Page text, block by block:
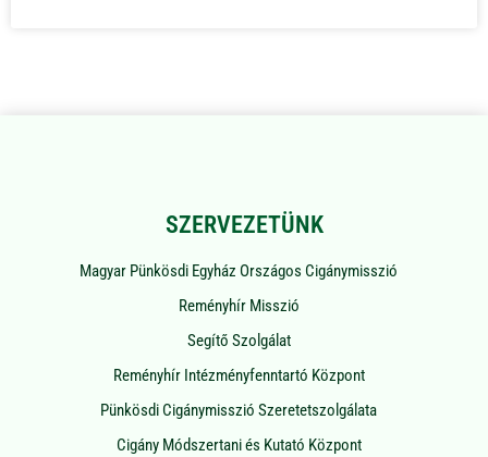
SZERVEZETÜNK
Magyar Pünkösdi Egyház Országos Cigánymisszió
Reményhír Misszió
Segítő Szolgálat
Reményhír Intézményfenntartó Központ
Pünkösdi Cigánymisszió Szeretetszolgálata
Cigány Módszertani és Kutató Központ